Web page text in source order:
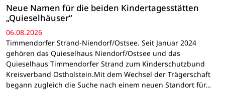
Neue Namen für die beiden Kindertagesstätten
„Quieselhäuser“
06.08.2026
Timmendorfer Strand-Niendorf/Ostsee. Seit Januar 2024
gehören das Quieselhaus Niendorf/Ostsee und das
Quieselhaus Timmendorfer Strand zum Kinderschutzbund
Kreisverband Ostholstein.Mit dem Wechsel der Trägerschaft
begann zugleich die Suche nach einem neuen Standort für…